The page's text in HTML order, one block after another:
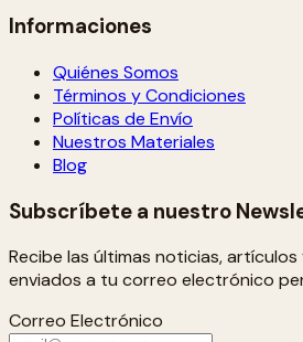
Informaciones
Quiénes Somos
Términos y Condiciones
Políticas de Envío
Nuestros Materiales
Blog
Subscríbete a nuestro
Recibe las últimas noticias,
enviados a tu correo electrónico
Correo Electrónico